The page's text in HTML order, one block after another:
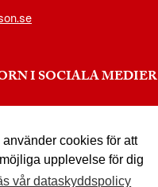
cookies för att
upplevelse för dig
vår dataskyddspolicy
I SOCIALA MEDIER